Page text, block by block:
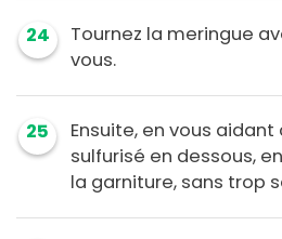
24
Tournez la meringue
vous.
25
Ensuite, en vous
sulfurisé en dessous,
la garniture, sans trop